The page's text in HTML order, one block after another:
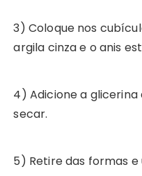
3) Coloque nos
argila cinza e o anis
4) Adicione a
secar.
5) Retire das formas